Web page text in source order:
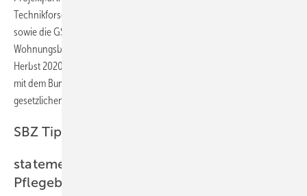
Technikforschung, die Dr. Lautsch & Lautsch-Wunderlich Architekten
sowie die GSW Sigmaringen (Gesellschaft für Siedlungs- und
Wohnungsbau). Die Veröffentlichung der Forschungsergebnisse ist im
Herbst 2020 geplant. Der ZVSHK wird hierzu seinen fachlichen Dialog
mit dem Bundesgesundheitsministerium und dem Spitzenverband der
gesetzlichen Kranken- und Pflegekassen weiterführen.
SBZ Tipp
statement.-Ausgabe mit Schwerpunkt
Pflegebad